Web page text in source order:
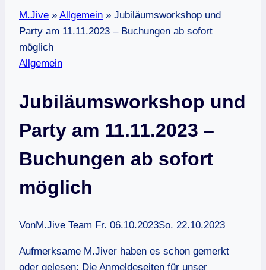
M.Jive » Allgemein » Jubiläumsworkshop und
Party am 11.11.2023 – Buchungen ab sofort
möglich
Allgemein
Jubiläumsworkshop und
Party am 11.11.2023 –
Buchungen ab sofort
möglich
VonM.Jive Team Fr. 06.10.2023So. 22.10.2023
Aufmerksame M.Jiver haben es schon gemerkt
oder gelesen: Die Anmeldeseiten für unser